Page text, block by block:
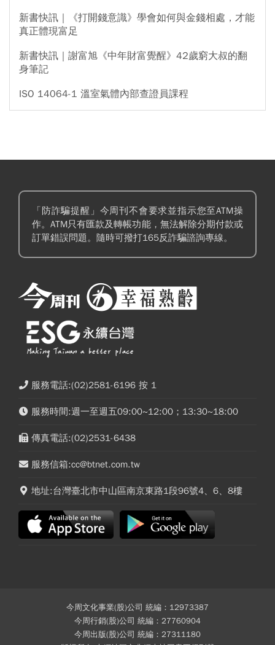
新書快訊｜《打開錢意識》學會如何與金錢相處，才能
真正體現富足
新書快訊｜謝富旭《中年財富覺醒》42歲窮大叔的翻
身筆記
ISO 14064-1 溫室氣體內部查證員課程
「防詐騙提醒」今周刊不會要求並指示您至ATM操
作。ATM只有匯款及轉帳功能，無法解除分期付款或
訂單錯誤問題。隨時可撥打165反詐騙諮詢專線。
服務電話:(02)2581-6196 按 1
服務時間:週一至週五09:00~12:00；13:30~18:00
傳真電話:(02)2531-6438
服務信箱:cc@btnet.com.tw
地址:台灣臺北市中山區南京東路1段96號4、6、8樓
今周文化事業(股)公司 統編：12973387
今周行銷(股)公司 統編：27760904
今周出版(股)公司 統編：27311180